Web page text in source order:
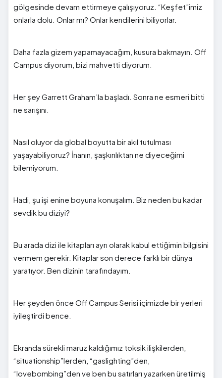
gölgesinde devam ettirmeye çalışıyoruz. “Keşfet”imiz
onlarla dolu. Onlar mı? Onlar kendilerini biliyorlar.
Daha fazla gizem yapamayacağım, kusura bakmayın. Off
Campus diyorum, bizi mahvetti diyorum.
Her şey Garrett Graham’la başladı. Sonra ne esmeri bitti
ne sarışını.
Nasıl oluyor da global boyutta bir akıl tutulması
yaşayabiliyoruz? İnanın, şaşkınlıktan ne diyeceğimi
bilemiyorum.
Hadi, şu işi enine boyuna konuşalım. Biz neden bu kadar
sevdik bu diziyi?
Bu arada dizi ile kitapları ayrı olarak kabul ettiğimin bilgisini
vermem gerekir. Kitaplar son derece farklı bir dünya
yaratıyor. Ben dizinin tarafındayım.
Her şeyden önce Off Campus Serisi içimizde bir yerleri
iyileştirdi bence.
Ekranda sürekli maruz kaldığımız toksik ilişkilerden,
“situationship”lerden, “gaslighting”den,
“lovebombing”den ve ben bu satırları yazarken üretilmiş